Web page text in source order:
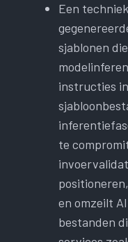
Een
sjablonen
instructies
te
en omzeilt
bestanden